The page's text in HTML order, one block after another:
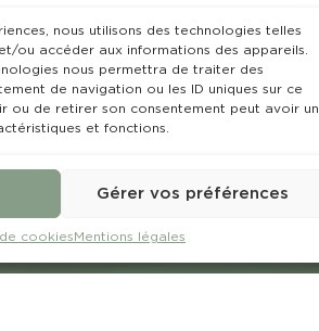
nous utilisons des technologies telles
ou accéder aux informations des appareils.
nous permettra de traiter des
de navigation ou les ID uniques sur ce
ou de retirer son consentement peut avoir un
et fonctions.
Gérer vos préférences
cookies Mentions légales